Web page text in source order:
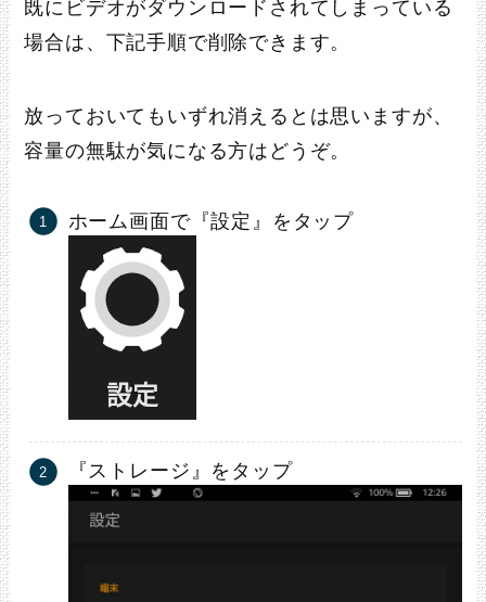
既にビデオがダウンロードされてしまっている
場合は、下記手順で削除できます。
放っておいてもいずれ消えるとは思いますが、
容量の無駄が気になる方はどうぞ。
ホーム画面で『設定』をタップ
『ストレージ』をタップ